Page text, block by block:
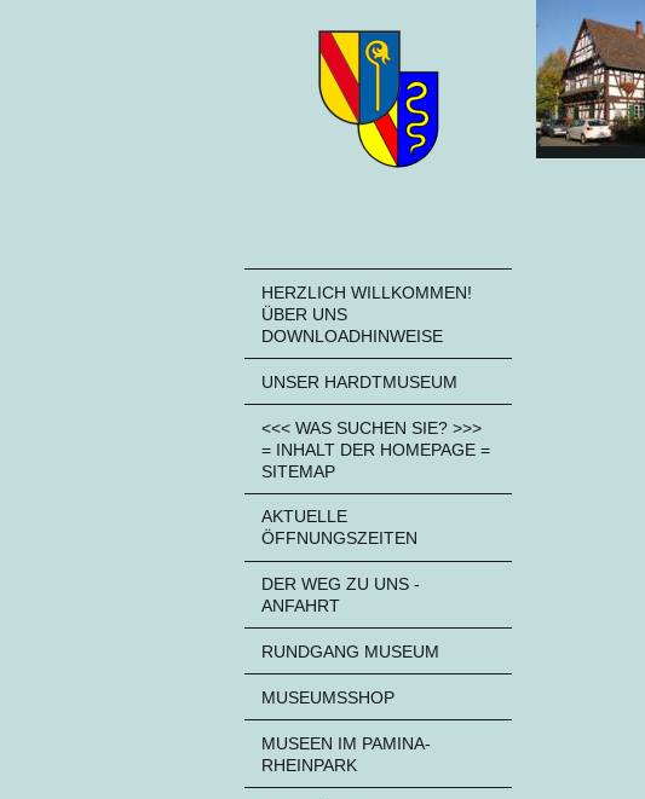
HERZLICH WILLKOMMEN!
ÜBER UNS
DOWNLOADHINWEISE
UNSER HARDTMUSEUM
<<< WAS SUCHEN SIE? >>>
= INHALT DER HOMEPAGE =
SITEMAP
AKTUELLE
ÖFFNUNGSZEITEN
DER WEG ZU UNS -
ANFAHRT
RUNDGANG MUSEUM
MUSEUMSSHOP
MUSEEN IM PAMINA-
RHEINPARK